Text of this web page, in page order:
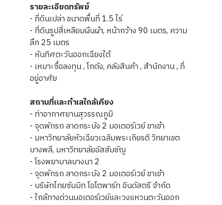
รายละเอียดทรัพย์
- ที่ดินเปล่า ขนาดพื้นที่ 1.5 ไร่
- ที่ดินรูปสี่เหลียมผืนผ้า, หน้ากว้าง 90 เมตร, ความ
ลึก 25 เมตร
- หันทิศตะวันออกเฉียงใต้
- เหมาะซื้อลงทุน , โกดัง, คลังสินค้า , สำนักงาน , ที่
อยู่อาศัย
สถานที่และทำเลใกล้เคียง
- ท่าอากาศยานสุวรรณภูมิ
- จุดพักรถ ลาดกระบัง 2 มอเตอร์เวย์ ขาเข้า
- มหาวิทยาลัยหัวเฉียวเฉลิมพระเกียรติ วิทยาเขต
บางพลี, มหาวิทยาลัยอัสสัมชัญ
- โรงพยาบาลบางนา 2
- จุดพักรถ ลาดกระบัง 2 มอเตอร์เวย์ ขาเข้า
- บริษัทไทยซัมมิท โอโตพาร์ท อินดัสตรี จำกัด
- ใกล้ทางด่วนมอเตอร์เวย์และวงแหวนตะวันออก